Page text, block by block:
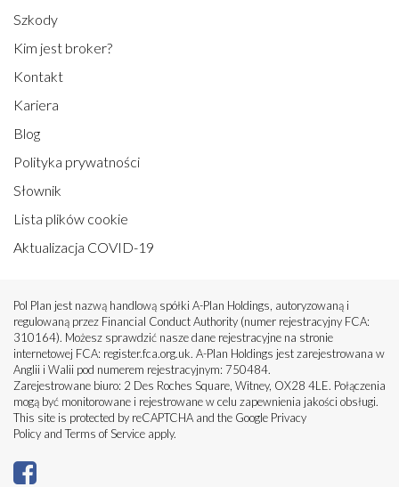
Szkody
Kim jest broker?
Kontakt
Kariera
Blog
Polityka prywatności
Słownik
Lista plików cookie
Aktualizacja COVID-19
Pol Plan jest nazwą handlową spółki A-Plan Holdings, autoryzowaną i
regulowaną przez Financial Conduct Authority (numer rejestracyjny FCA:
310164). Możesz sprawdzić nasze dane rejestracyjne na stronie
internetowej FCA: register.fca.org.uk. A-Plan Holdings jest zarejestrowana w
Anglii i Walii pod numerem rejestracyjnym: 750484.
Zarejestrowane biuro: 2 Des Roches Square, Witney, OX28 4LE. Połączenia
mogą być monitorowane i rejestrowane w celu zapewnienia jakości obsługi.
This site is protected by reCAPTCHA and the Google Privacy
Policy and Terms of Service apply.